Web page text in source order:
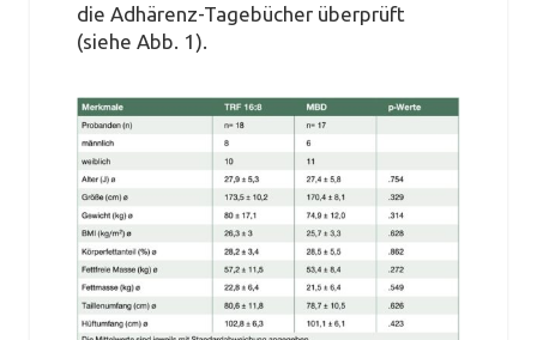
die Adhärenz-Tagebücher überprüft
(siehe Abb. 1).